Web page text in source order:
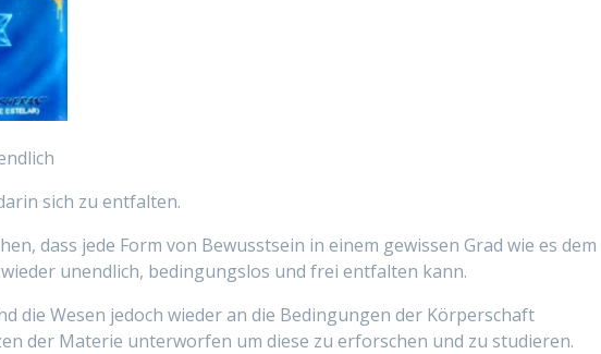
sich zu entfalten.
dass jede Form von Bewusstsein in einem gewissen Grad wie es dem
unendlich, bedingungslos und frei entfalten kann.
die Wesen jedoch wieder an die Bedingungen der Körperschaft
der Materie unterworfen um diese zu erforschen und zu studieren.